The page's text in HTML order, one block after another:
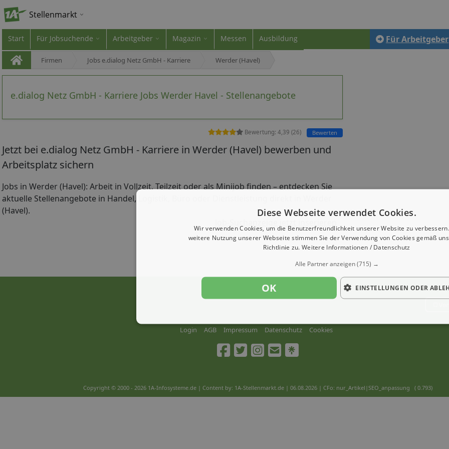
Stellenmarkt
Start Für Jobsuchende Arbeitgeber Magazin Messen Ausbildung Für Arbeitgeber
Firmen Jobs e.dialog Netz GmbH - Karriere Werder (Havel)
e.dialog Netz GmbH - Karriere Jobs Werder Havel - Stellenangebote
Bewertung: 4,39 (26) Bewerten
Jetzt bei e.dialog Netz GmbH - Karriere in Werder (Havel) bewerben und
Arbeitsplatz sichern
Jobs in Werder (Havel): Arbeit in Vollzeit, Teilzeit oder als Minijob finden – entdecken Sie
aktuelle Stellenangebote in Handel, Logistik, Büro oder Dienstleistung direkt in Werder
(Havel).
Login AGB Impressum Datenschutz Cookies
Copyright © 2000 - 2026 1A-Infosysteme.de | Content by: 1A-Stellenmarkt.de | 06.08.2026 | CFo: nur_Artikel|SEO_anpassung ( 0.793)
Diese Webseite verwendet Cookies.
Wir verwenden Cookies, um die Benutzerfreundlichkeit unserer Website zu
weitere Nutzung unserer Webseite stimmen Sie der Verwendung von Cookies gemäß
Richtlinie zu. Weitere Informationen / Datenschutz
Alle Partner anzeigen(715) →
OK EINSTELLUNGEN ODER